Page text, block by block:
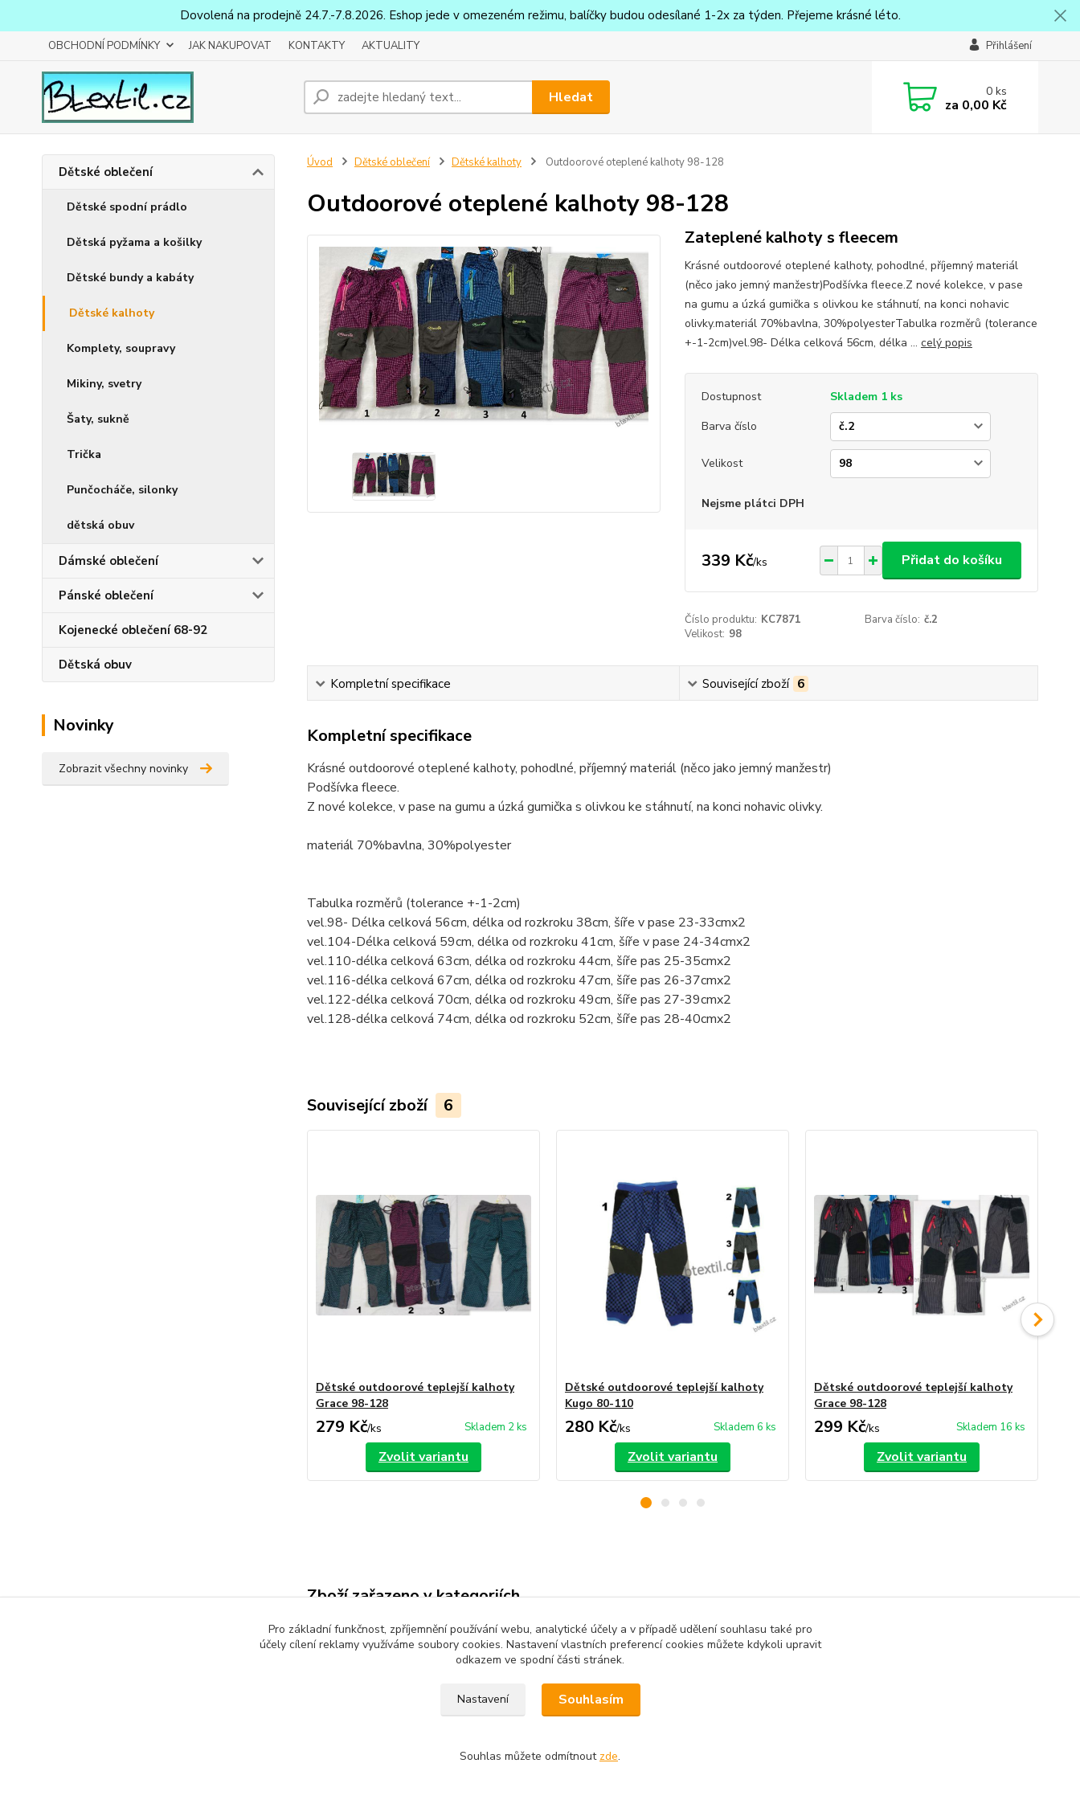
Dovolená na prodejně 24.7.-7.8.2026. Eshop jede v omezeném režimu, balíčky budou odesílané 1-2x za týden. Přejeme krásné léto.
OBCHODNÍ PODMÍNKY JAK NAKUPOVAT KONTAKTY AKTUALITY Přihlášení
Hledat 0ks
za 0,00 Kč
Dětské oblečení
Dětské spodní prádlo
Dětská pyžama a košilky
Dětské bundy a kabáty
Dětské kalhoty
Komplety, soupravy
Mikiny, svetry
Šaty, sukně
Trička
Punčocháče, silonky
dětská obuv
Dámské oblečení
Pánské oblečení
Kojenecké oblečení 68-92
Dětská obuv
Novinky
Zobrazit všechny novinky
Úvod Dětské oblečení Dětské kalhoty Outdoorové oteplené kalhoty 98-128
Outdoorové oteplené kalhoty 98-128
Zateplené kalhoty s fleecem
Krásné outdoorové oteplené kalhoty, pohodlné, příjemný materiál
(něco jako jemný manžestr)Podšívka fleece.Z nové kolekce, v pase
na gumu a úzká gumička s olivkou ke stáhnutí, na konci nohavic
olivky.materiál 70%bavlna, 30%polyesterTabulka rozměrů (tolerance
+-1-2cm)vel.98- Délka celková 56cm, délka ... celý popis
Dostupnost
Skladem 1 ks
Barva číslo
Velikost
Nejsme plátci DPH
339 Kč/ks Přidat do košíku
Číslo produktu: KC7871 Barva číslo: č.2
Velikost: 98
Kompletní specifikace Související zboží 6
Kompletní specifikace
Krásné outdoorové oteplené kalhoty, pohodlné, příjemný materiál (něco jako jemný manžestr)
Podšívka fleece.
Z nové kolekce, v pase na gumu a úzká gumička s olivkou ke stáhnutí, na konci nohavic olivky.
materiál 70%bavlna, 30%polyester
Tabulka rozměrů (tolerance +-1-2cm)
vel.98- Délka celková 56cm, délka od rozkroku 38cm, šíře v pase 23-33cmx2
vel.104-Délka celková 59cm, délka od rozkroku 41cm, šíře v pase 24-34cmx2
vel.110-délka celková 63cm, délka od rozkroku 44cm, šíře pas 25-35cmx2
vel.116-délka celková 67cm, délka od rozkroku 47cm, šíře pas 26-37cmx2
vel.122-délka celková 70cm, délka od rozkroku 49cm, šíře pas 27-39cmx2
vel.128-délka celková 74cm, délka od rozkroku 52cm, šíře pas 28-40cmx2
Související zboží 6
Dětské outdoorové teplejší kalhoty
Grace 98-128
279 Kč/ks Skladem 2 ks
Zvolit variantu
Dětské outdoorové teplejší kalhoty
Kugo 80-110
280 Kč/ks Skladem 6 ks
Zvolit variantu
Dětské outdoorové teplejší kalhoty
Grace 98-128
299 Kč/ks Skladem 16 ks
Zvolit variantu
Zboží zařazeno v kategoriích
Dětské oblečení Dětské kalhoty
Pro základní funkčnost, zpříjemnění používání webu, analytické účely a v případě udělení souhlasu také pro
účely cílení reklamy využíváme soubory cookies. Nastavení vlastních preferencí cookies můžete kdykoli upravit
odkazem ve spodní části stránek.
Nastavení Souhlasím
Souhlas můžete odmítnout zde.